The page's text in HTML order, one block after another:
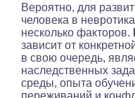
Вероятно, для
человека в
несколько факторов.
зависит от
в свою очередь,
наследственных
среды, опыта